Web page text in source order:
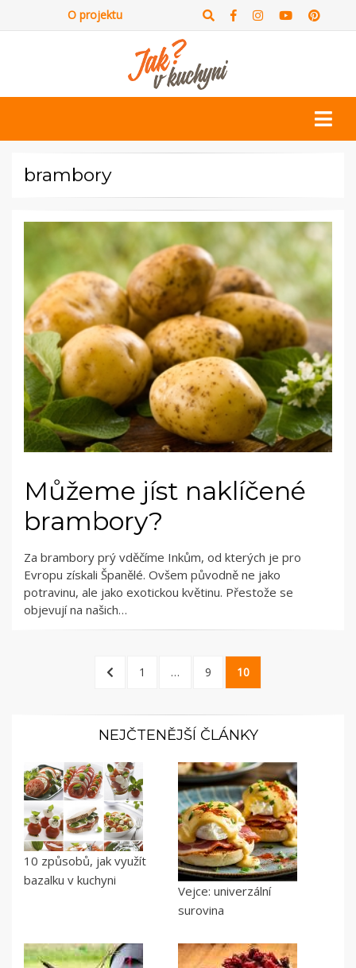
O projektu
brambory
Můžeme jíst naklíčené
brambory?
Za brambory prý vděčíme Inkům, od kterých je pro
Evropu získali Španělé. Ovšem původně ne jako
potravinu, ale jako exotickou květinu. Přestože se
objevují na našich…
StránkováníPREVIOUS
PAGE
1 … PAGE
9 PAGE
10
NEJČTENĚJŠÍ ČLÁNKY
10 způsobů, jak využít
bazalku v kuchyni
Vejce: univerzální
surovina